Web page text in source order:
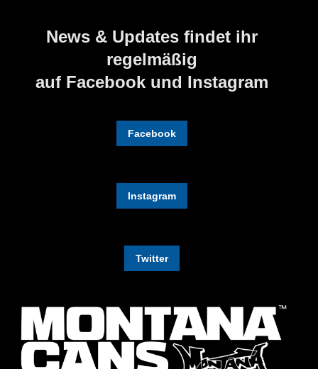
News & Updates findet ihr
regelmäßig
auf Facebook und Instagram
Facebook
Instagram
Twitter